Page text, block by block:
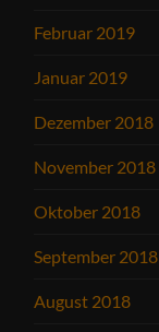
Februar 2019
Januar 2019
Dezember 2018
November 2018
Oktober 2018
September 2018
August 2018